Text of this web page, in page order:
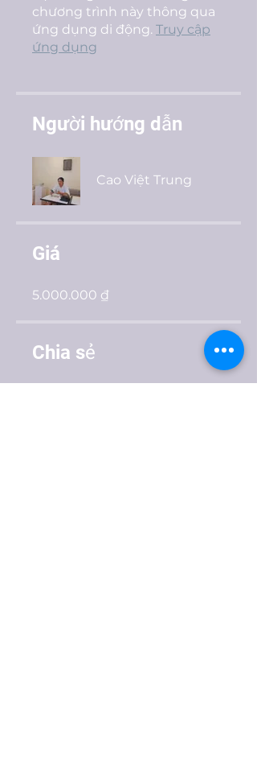
chương trình này thông qua
ứng dụng di động. Truy cập
ứng dụng
Người hướng dẫn
Cao Việt Trung
Giá
5.000.000 ₫
Chia sẻ